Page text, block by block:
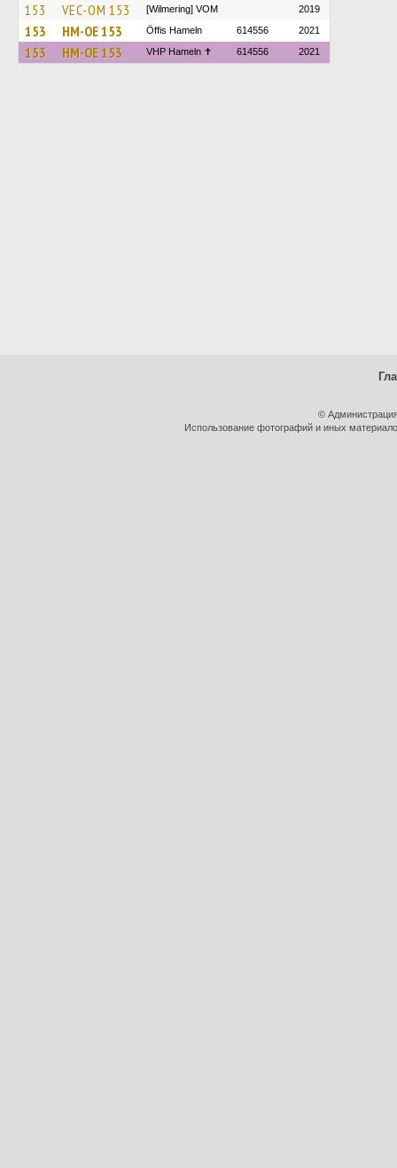
153 VEC-OM 153 [Wilmering] VOM 2019
153 HM-OE 153 Öffis Hameln 614556 2021
153 HM-OE 153 VHP Hameln ✝ 614556 2021
©
Использование фотографий и иных